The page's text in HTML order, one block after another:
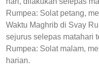
Rumpea: Solat petang,
Waktu Maghrib di Svay
sejurus selepas matahari
Rumpea: Solat malam,
harian.